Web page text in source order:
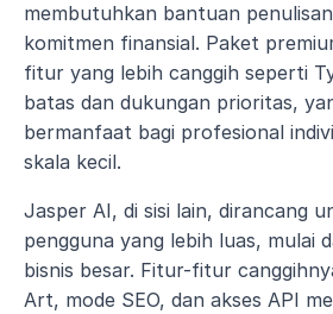
membutuhkan bantuan
komitmen finansial. Paket
fitur yang lebih canggih seperti
batas dan dukungan prioritas,
bermanfaat bagi profesional
skala kecil.
Jasper AI, di sisi lain, dirancang
pengguna yang lebih luas, mulai
bisnis besar. Fitur-fitur
Art, mode SEO, dan akses API